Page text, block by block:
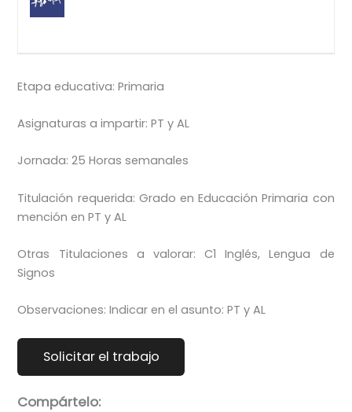
Etapa educativa: Primaria
Asignaturas a impartir: PT y AL
Jornada: 25 Horas semanales
Titulación requerida: Grado en Educación Primaria con
mención en PT y AL
Otras Titulaciones a valorar: C1 Inglés, Lengua de
Signos
Observaciones: Indicar en el asunto: PT y AL
Compártelo: